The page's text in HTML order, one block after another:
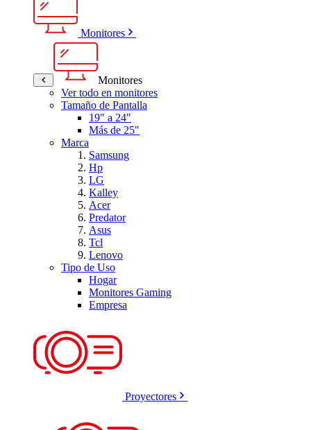
Monitores
Monitores
Ver todo en monitores
Tamaño de Pantalla
19" a 24"
Más de 25"
Marca
Samsung
Hp
LG
Kalley
Acer
Predator
Asus
Tcl
Lenovo
Tipo de Uso
Hogar
Monitores Gaming
Empresa
Proyectores